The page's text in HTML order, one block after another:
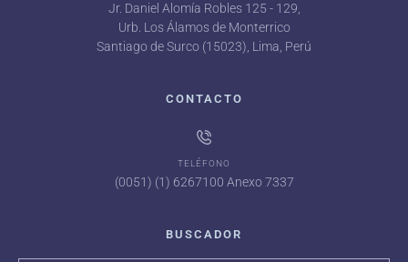
Jr. Daniel Alomía Robles 125 - 129,
Urb. Los Álamos de Monterrico
Santiago de Surco (15023), Lima, Perú
CONTACTO
TELÉFONO
(0051) (1) 6267100 Anexo 7337
BUSCADOR